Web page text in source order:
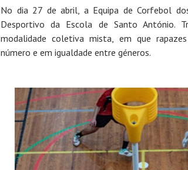
No dia 27 de abril, a Equipa de Corfebol
Desportivo da Escola de Santo António.
modalidade coletiva mista, em que
número e em igualdade entre géneros.